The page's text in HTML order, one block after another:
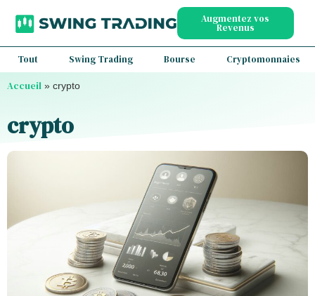
Augmentez vos
Revenus
Tout Swing Trading Bourse Cryptomonnaies
Accueil » crypto
crypto